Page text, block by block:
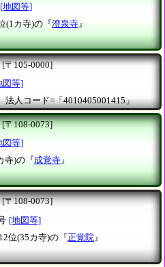
[地図等]
(1カ寺)の『澄泉寺 』
[〒105-0000]
図等]
法人コード=「4010405001415」
[〒108-0073]
図等]
寺)の『成覚寺』
[〒108-0073]
[地図等]
位(35カ寺)の『正覚院 』